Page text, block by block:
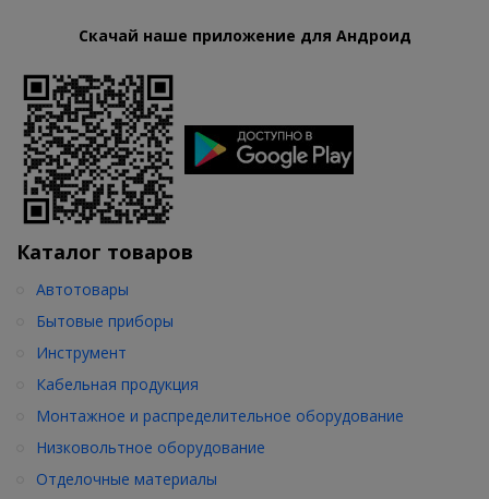
Скачай наше приложение для Андроид
Каталог товаров
Автотовары
Бытовые приборы
Инструмент
Кабельная продукция
Монтажное и распределительное оборудование
Низковольтное оборудование
Отделочные материалы